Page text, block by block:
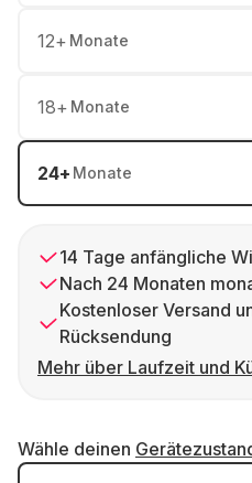
12+ Monate
18+ Monate
24+ Monate
14 Tage anfängliche
Nach 24 Monaten
Kostenloser Versand
Rücksendung
Mehr über Laufzeit und
Wähle deinen